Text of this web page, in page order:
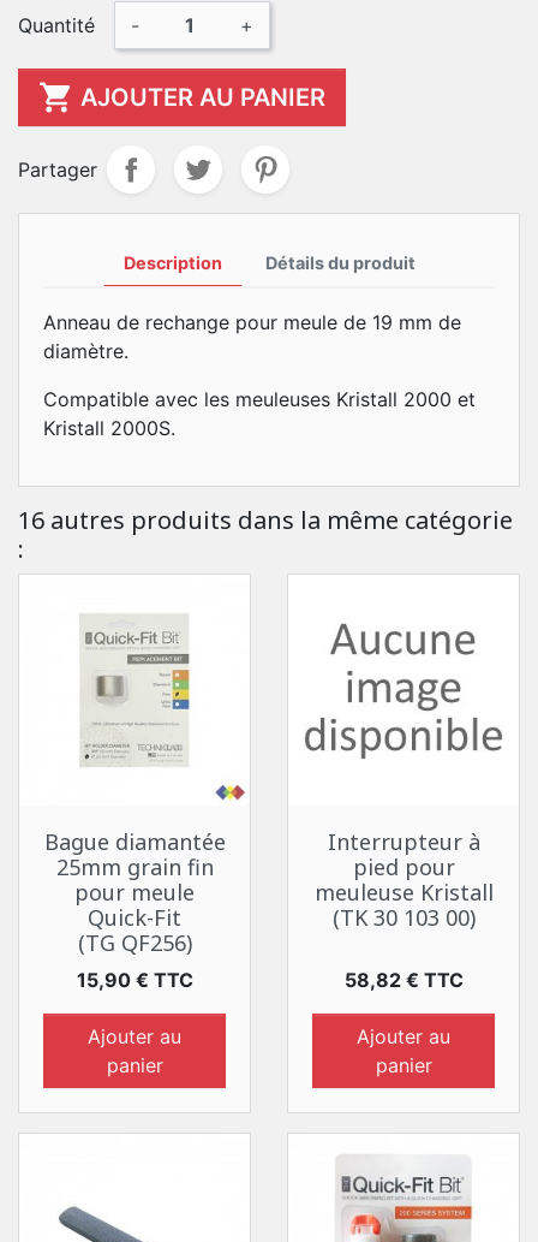
Quantité
- +
 AJOUTER AU PANIER
Partager
Description Détails du produit
Anneau de rechange pour meule de 19 mm de
diamètre.
Compatible avec les meuleuses Kristall 2000 et
Kristall 2000S.
16 autres produits dans la même catégorie
:
Bague diamantée
25mm grain fin
pour meule
Quick-Fit
(TG QF256)
Prix
15,90 € TTC
Ajouter au
panier
Interrupteur à
pied pour
meuleuse Kristall
(TK 30 103 00)
Prix
58,82 € TTC
Ajouter au
panier